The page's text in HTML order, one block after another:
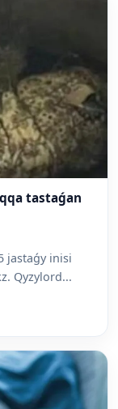
tastaǵan
jastaǵy inisi
Qyzylord...